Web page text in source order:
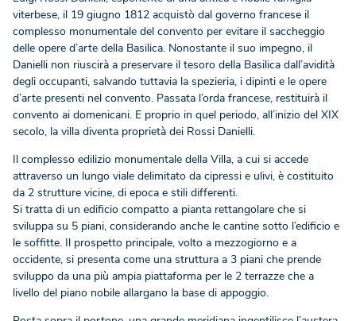
viterbese, il 19 giugno 1812 acquistò dal governo francese il
complesso monumentale del convento per evitare il saccheggio
delle opere d’arte della Basilica. Nonostante il suo impegno, il
Danielli non riuscirà a preservare il tesoro della Basilica dall’avidità
degli occupanti, salvando tuttavia la spezieria, i dipinti e le opere
d’arte presenti nel convento. Passata l’orda francese, restituirà il
convento ai domenicani. E proprio in quel periodo, all’inizio del XIX
secolo, la villa diventa proprietà dei Rossi Danielli.
Il complesso edilizio monumentale della Villa, a cui si accede
attraverso un lungo viale delimitato da cipressi e ulivi, è costituito
da 2 strutture vicine, di epoca e stili differenti.
Si tratta di un edificio compatto a pianta rettangolare che si
sviluppa su 5 piani, considerando anche le cantine sotto l’edificio e
le soffitte. Il prospetto principale, volto a mezzogiorno e a
occidente, si presenta come una struttura a 3 piani che prende
sviluppo da una più ampia piattaforma per le 2 terrazze che a
livello del piano nobile allargano la base di appoggio.